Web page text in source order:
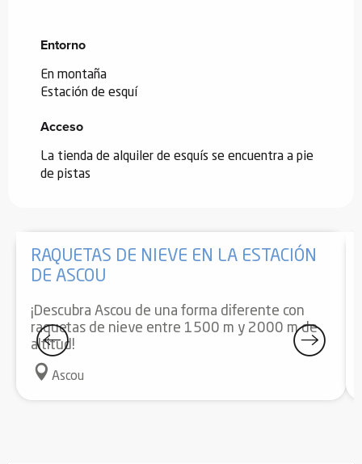
Entorno
Entorno
En montaña
Estación de esquí
Acceso
Acceso
La tienda de alquiler de esquís se encuentra a pie
de pistas
RAQUETAS DE NIEVE EN LA ESTACIÓN
DE ASCOU
¡Descubra Ascou de una forma diferente con
raquetas de nieve entre 1500 m y 2000 m de
altitud!
Ascou